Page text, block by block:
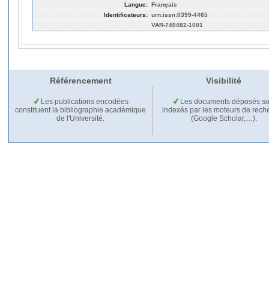
Langue: Français
Identificateurs: urn:issn:0399-4465
VAR-740482-1001
Référencement Visibilité
Les publications encodées
constituent la bibliographie académique
de l'Université.
Les documents déposés
indexés par les moteurs de
(Google Scholar,…).